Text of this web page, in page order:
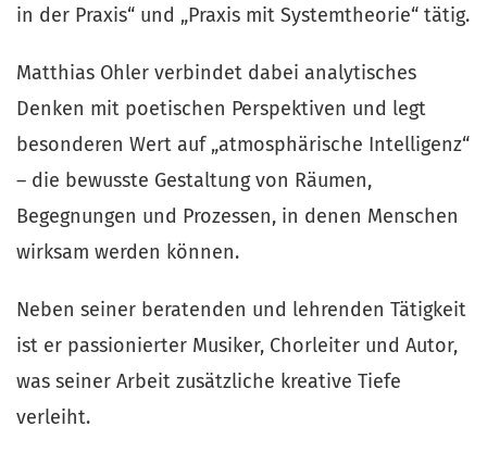
in der Praxis“ und „Praxis mit Systemtheorie“ tätig.
Matthias Ohler verbindet dabei analytisches
Denken mit poetischen Perspektiven und legt
besonderen Wert auf „atmosphärische Intelligenz“
– die bewusste Gestaltung von Räumen,
Begegnungen und Prozessen, in denen Menschen
wirksam werden können.
Neben seiner beratenden und lehrenden Tätigkeit
ist er passionierter Musiker, Chorleiter und Autor,
was seiner Arbeit zusätzliche kreative Tiefe
verleiht.